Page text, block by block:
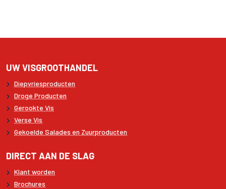
UW VISGROOTHANDEL
Diepvriesproducten
Droge Producten
Gerookte Vis
Verse Vis
Gekoelde Salades en Zuurproducten
DIRECT AAN DE SLAG
Klant worden
Brochures